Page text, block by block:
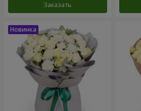
Заказать